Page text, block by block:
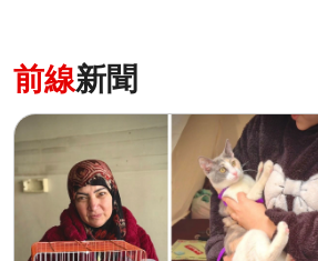
前線新聞